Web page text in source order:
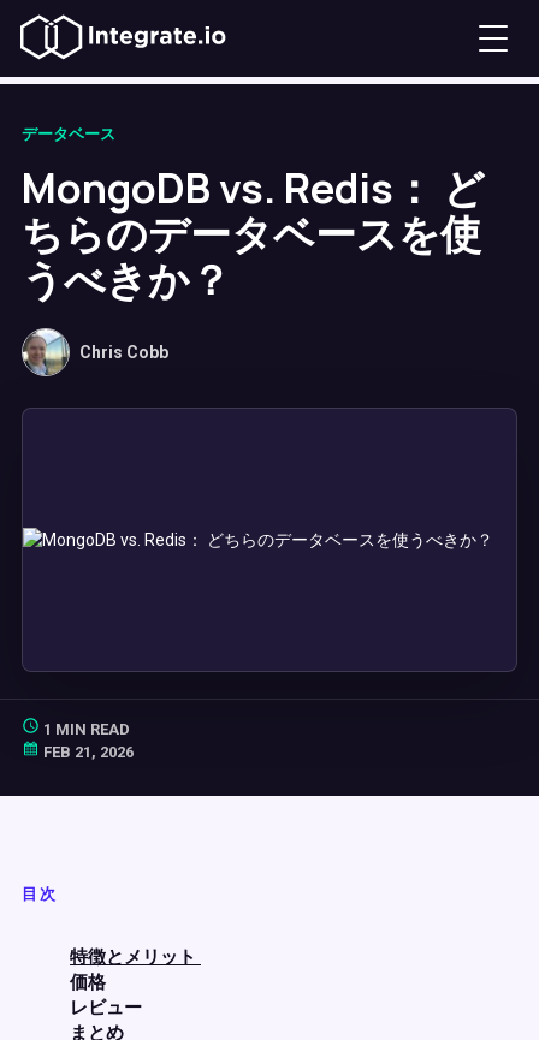
データベース
MongoDB vs. Redis： ど
ちらのデータベースを使
うべきか？
Chris Cobb
1 MIN READ
FEB 21, 2026
目次
特徴とメリット
価格
レビュー
まとめ